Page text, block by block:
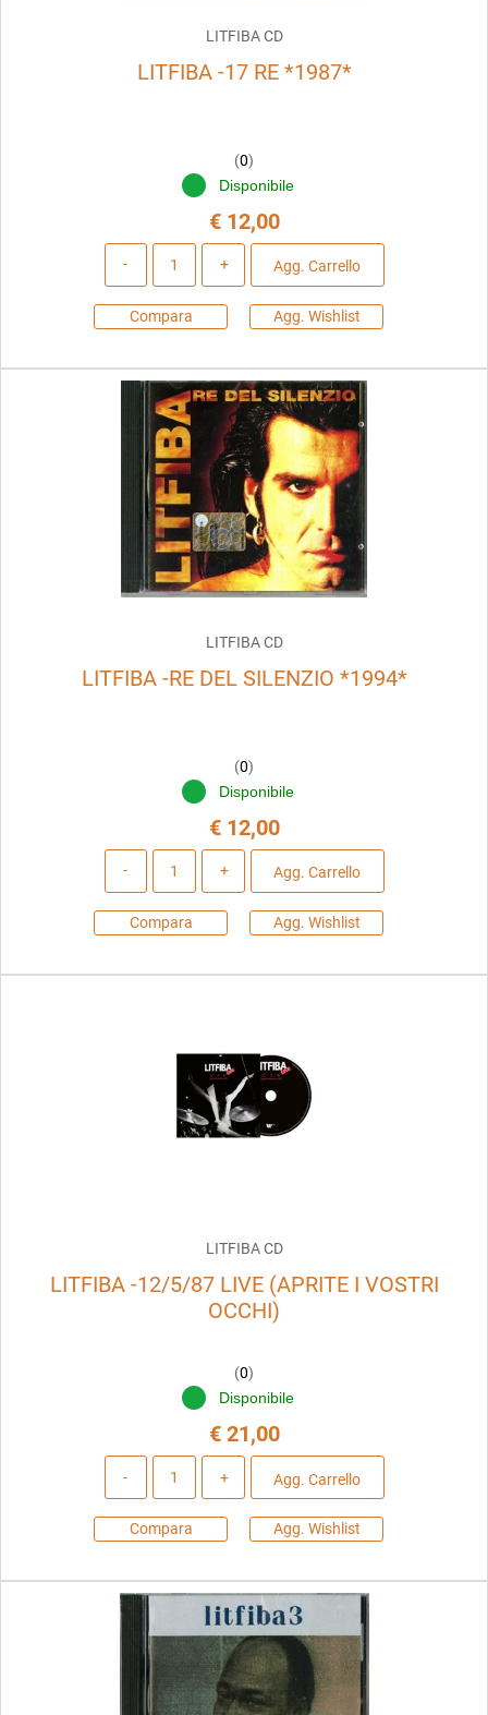
LITFIBA CD
LITFIBA -17 RE *1987*
(0)
Disponibile
€ 12,00
Agg. Carrello
Compara Agg. Wishlist
LITFIBA CD
LITFIBA -RE DEL SILENZIO *1994*
(0)
Disponibile
€ 12,00
Agg. Carrello
Compara Agg. Wishlist
LITFIBA CD
LITFIBA -12/5/87 LIVE (APRITE I VOSTRI
OCCHI)
(0)
Disponibile
€ 21,00
Agg. Carrello
Compara Agg. Wishlist